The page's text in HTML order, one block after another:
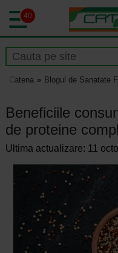
40
Catena Blogul de Sanatate
Beneficiile
de proteine
Ultima actualizare: 11